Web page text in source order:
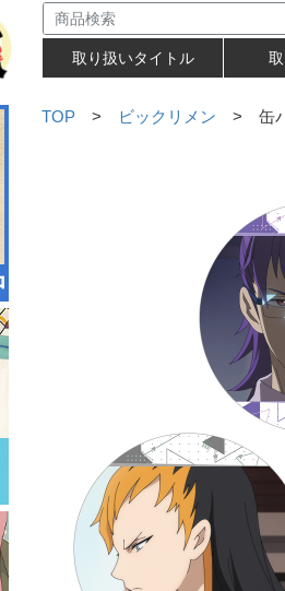
取り扱いタイトル
TOP > ビックリメン > 缶バ